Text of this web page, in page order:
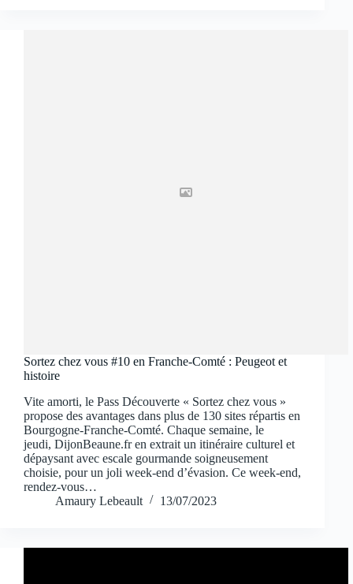
Sortez chez vous #10 en Franche-Comté : Peugeot et
histoire
Vite amorti, le Pass Découverte « Sortez chez vous »
propose des avantages dans plus de 130 sites répartis en
Bourgogne-Franche-Comté. Chaque semaine, le
jeudi, DijonBeaune.fr en extrait un itinéraire culturel et
dépaysant avec escale gourmande soigneusement
choisie, pour un joli week-end d’évasion. Ce week-end,
rendez-vous…
Amaury Lebeault
13/07/2023